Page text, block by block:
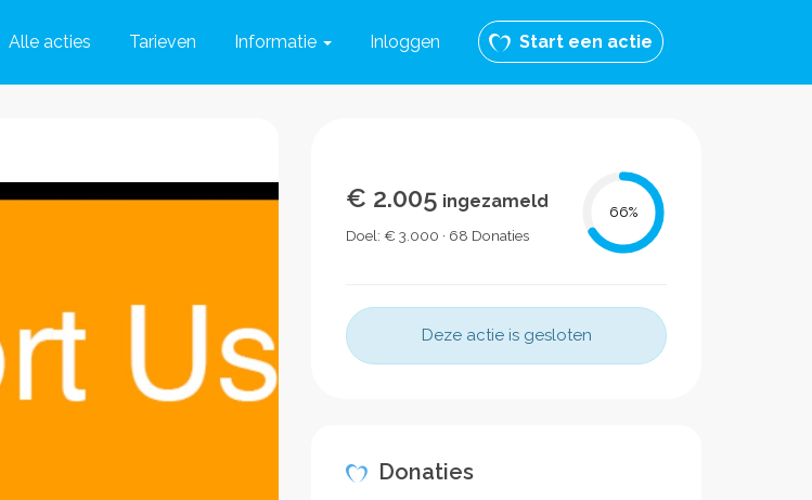
Alle acties Tarieven Informatie Inloggen Start een actie
€ 2.005 ingezameld
Doel: € 3.000 · 68 Donaties
66%
Deze actie is gesloten
Donaties